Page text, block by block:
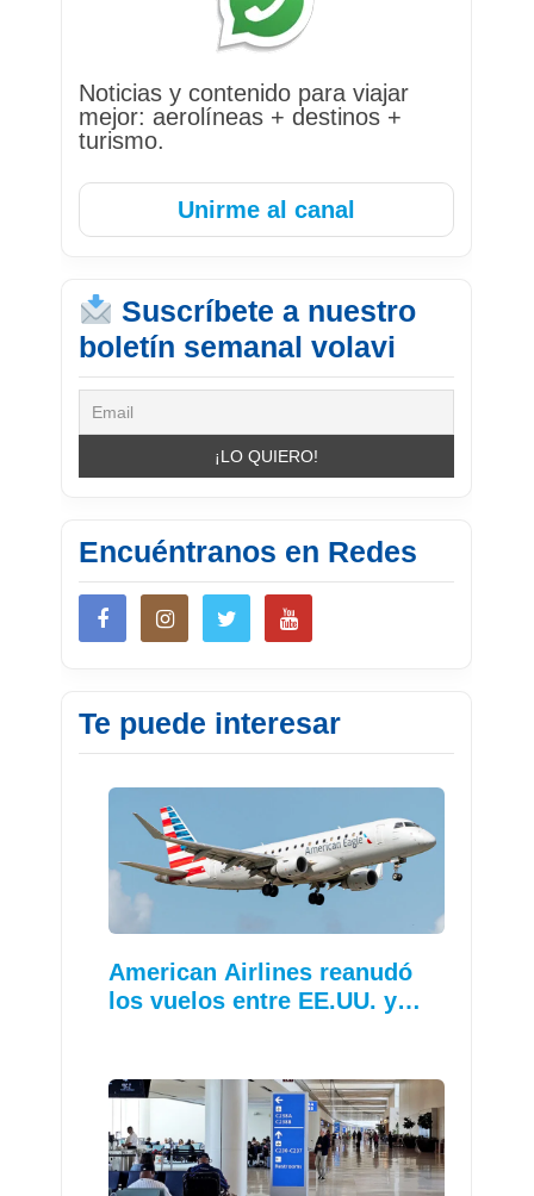
Noticias y contenido para viajar
mejor: aerolíneas + destinos +
turismo.
Unirme al canal
Suscríbete a nuestro
boletín semanal volavi
Encuéntranos en Redes
Te puede interesar
American Airlines reanudó
los vuelos entre EE.UU. y…